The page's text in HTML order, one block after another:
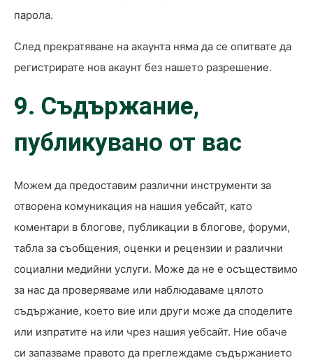
парола.
След прекратяване на акаунта няма да се опитвате да
регистрирате нов акаунт без нашето разрешение.
9. Съдържание,
публикувано от вас
Можем да предоставим различни инструменти за
отворена комуникация на нашия уебсайт, като
коментари в блогове, публикации в блогове, форуми,
табла за съобщения, оценки и рецензии и различни
социални медийни услуги. Може да не е осъществимо
за нас да проверяваме или наблюдаваме цялото
съдържание, което вие или други може да споделите
или изпратите на или чрез нашия уебсайт. Ние обаче
си запазваме правото да преглеждаме съдържанието